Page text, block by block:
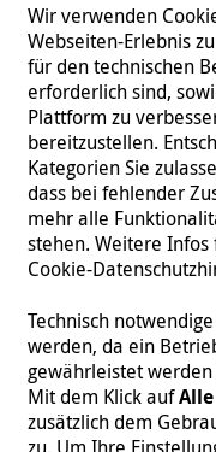
Folgen Sie uns
Impressum |
© 2026 Malteser
Wir verwenden
Webseiten-Erlebnis
für den technischen
erforderlich sind,
Plattform zu
bereitzustellen.
Kategorien Sie
dass bei fehlender
mehr alle
stehen. Weitere
Cookie-
Technisch
werden, da ein
gewährleistet werden
Mit dem Klick auf
zusätzlich dem
zu. Um Ihre